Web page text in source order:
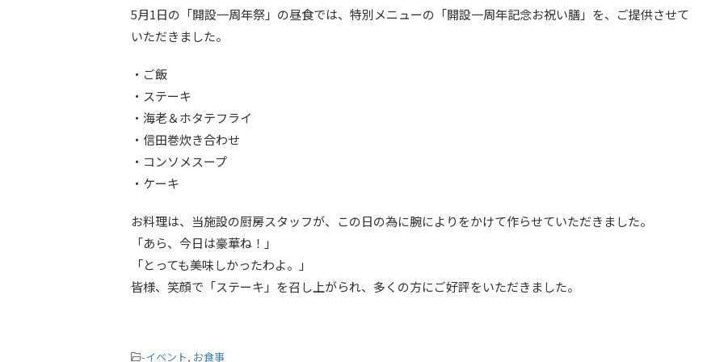
5月1日の「開設一周年祭」の昼食では、特別メニューの「開設一周年記念お祝い膳」を、ご提供させて
いただきました。
・ご飯
・ステーキ
・海老＆ホタテフライ
・信田巻炊き合わせ
・コンソメスープ
・ケーキ
お料理は、当施設の厨房スタッフが、この日の為に腕によりをかけて作らせていただきました。
「あら、今日は豪華ね！」
「とっても美味しかったわよ。」
皆様、笑顔で「ステーキ」を召し上がられ、多くの方にご好評をいただきました。
-イベント, お食事